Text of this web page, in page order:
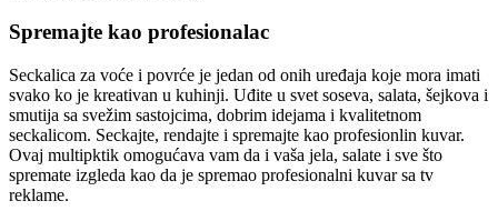
Spremajte kao profesionalac
Seckalica za voće i povrće je jedan od onih uređaja koje mora imati
svako ko je kreativan u kuhinji. Uđite u svet soseva, salata, šejkova i
smutija sa svežim sastojcima, dobrim idejama i kvalitetnom
seckalicom. Seckajte, rendajte i spremajte kao profesionlin kuvar.
Ovaj multipktik omogućava vam da i vaša jela, salate i sve što
spremate izgleda kao da je spremao profesionalni kuvar sa tv
reklame.